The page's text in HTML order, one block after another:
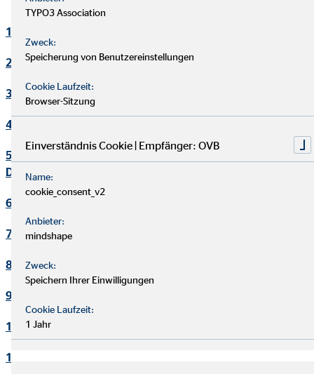
1. Verantwortlicher
2. Kontakt Datenschutzbeauftragter
3. Maßgebliche Rechtsgrundlagen
4. Sicherheitsmaßnahmen
5. Übermittlung und Offenbarung von personenbezogenen
Daten
6. Datenverarbeitung in Drittländern
7. Einsatz von Cookies
8. Kontaktaufnahme
9. Bereitstellung des Onlineangebotes und Webhosting
10. Bewerbungsverfahren
11. Online-Marketing
TYPO3 Association
Zweck:
Speicherung von Benutzereinstellungen
Cookie Laufzeit:
Browser-Sitzung
Einverständnis Cookie | Empfänger: OVB
Name:
cookie_consent_v2
Anbieter:
mindshape
Zweck:
Speichern Ihrer Einwilligungen
Cookie Laufzeit:
1 Jahr